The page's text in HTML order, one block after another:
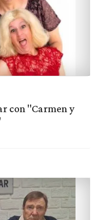
con "Carmen y